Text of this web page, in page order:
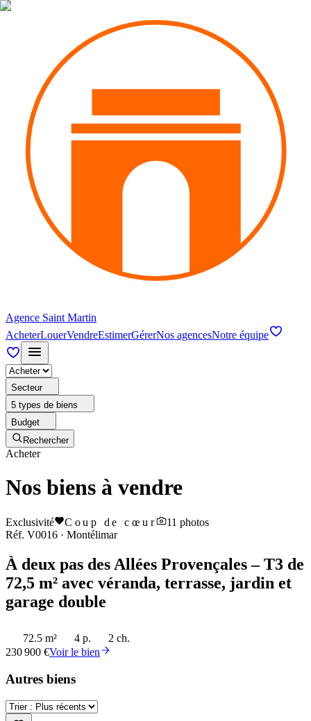
Agence Saint Martin
AcheterLouerVendreEstimerGérerNos agencesNotre équipe
Secteur
5 types de biens
Budget
Rechercher
Acheter
Nos biens à vendre
Exclusivité Coup de cœur 11 photos
Réf. V0016 · Montélimar
À deux pas des Allées Provençales – T3 de
72,5 m² avec véranda, terrasse, jardin et
garage double
72.5 m² 4 p.
2 ch.
230 900 €Voir le bien
Autres biens